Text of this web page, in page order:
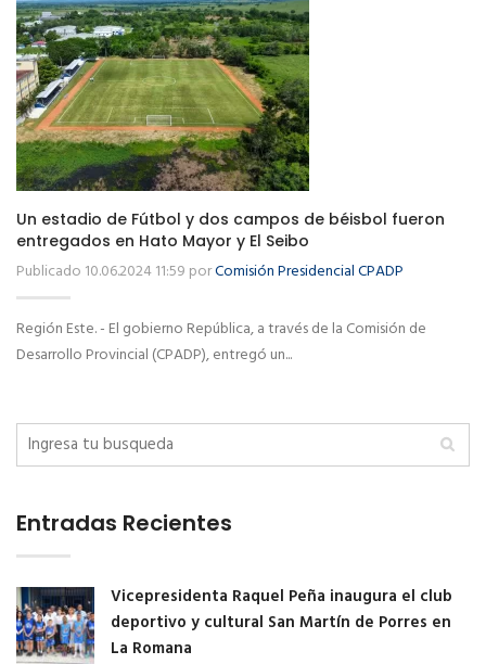
Un estadio de Fútbol y dos campos de béisbol fueron
entregados en Hato Mayor y El Seibo
Publicado 10.06.2024 11:59 porComisión Presidencial CPADP
Región Este. - El gobierno República, a través de la Comisión de
Desarrollo Provincial (CPADP), entregó un...
Entradas Recientes
Vicepresidenta Raquel Peña inaugura el club
deportivo y cultural San Martín de Porres en
La Romana